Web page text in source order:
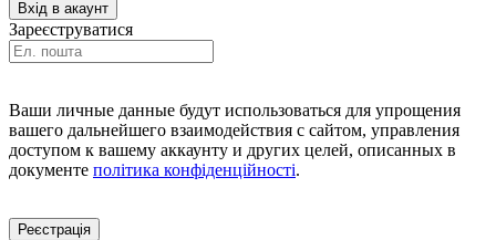
Зареєструватися
Ваши личные данные будут использоваться для упрощения
вашего дальнейшего взаимодействия с сайтом, управления
доступом к вашему аккаунту и других целей, описанных в
документе політика конфіденційності.